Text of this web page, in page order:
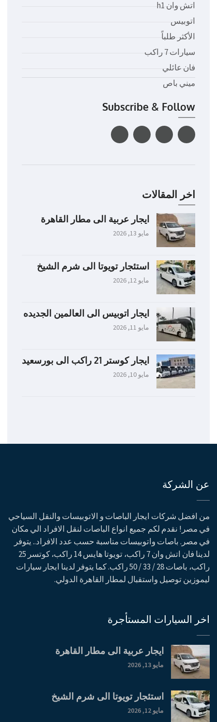
اتش وان h1
اتوبيس
الأكثر طلباً
سيارات 7 راكب
فان عائلي
ميني باص
Subscribe & Follow
اخر المقالات
ايجار عربية الى مطار القاهرة
مايو 13, 2026
استئجار تويوتا الى شرم الشيخ
مايو 12, 2026
ايجار اتوبيس الى العالمين الجديده
مايو 11, 2026
ايجار كوستر 21 راكب الى بورسعيد
مايو 10, 2026
عن الشركة
من افضل شركات ايجار الباصات و الاتوبيسات والنقل السياحي
في مصر! نقدم لكم جميع انواع الباصات لنقل الافراد الي مكان
في مصر. باصات واتوبيسات مناسبة حسب عدد الافراد.. يتوفر
لدينا فان اتش وان 7 راكب، تويوتا هايس 14 راكب، كوتسر 25
راكب، باصات 28 / 33 / 50 راكب. كما يتوفر لدينا ايجار سيارات
ليموزين توصيل واستقبال لمطار القاهرة الدولي.
اخر السيارات المستأجرة
ايجار عربية الى مطار القاهرة
مايو 13, 2026
استئجار تويوتا الى شرم الشيخ
مايو 12, 2026